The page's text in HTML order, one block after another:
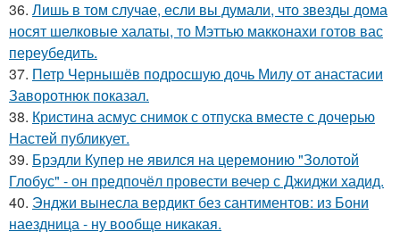
36. Лишь в том случае, если вы думали, что звезды дома
носят шелковые халаты, то Мэттью макконахи готов вас
переубедить.
37. Петр Чернышёв подросшую дочь Милу от анастасии
Заворотнюк показал.
38. Кристина асмус снимок с отпуска вместе с дочерью
Настей публикует.
39. Брэдли Купер не явился на церемонию "Золотой
Глобус" - он предпочёл провести вечер с Джиджи хадид.
40. Энджи вынесла вердикт без сантиментов: из Бони
наездница - ну вообще никакая.